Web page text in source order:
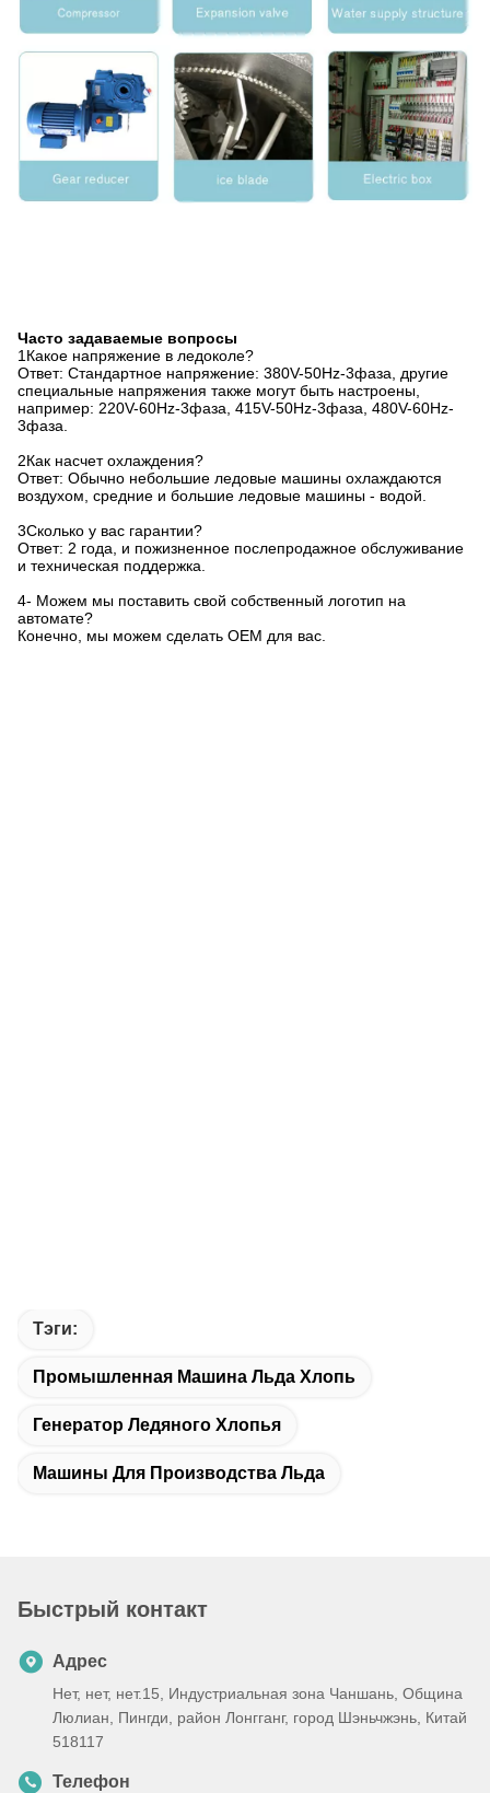
Часто задаваемые вопросы
1Какое напряжение в ледоколе?
Ответ: Стандартное напряжение: 380V-50Hz-3фаза, другие
специальные напряжения также могут быть настроены,
например: 220V-60Hz-3фаза, 415V-50Hz-3фаза, 480V-60Hz-
3фаза.
2Как насчет охлаждения?
Ответ: Обычно небольшие ледовые машины охлаждаются
воздухом, средние и большие ледовые машины - водой.
3Сколько у вас гарантии?
Ответ: 2 года, и пожизненное послепродажное обслуживание
и техническая поддержка.
4- Можем мы поставить свой собственный логотип на
автомате?
Конечно, мы можем сделать OEM для вас.
Тэги:
Промышленная Машина Льда Хлопь
Генератор Ледяного Хлопья
Машины Для Производства Льда
Быстрый контакт
Адрес
Нет, нет, нет.15, Индустриальная зона Чаншань, Община
Люлиан, Пингди, район Лонгганг, город Шэньчжэнь, Китай
518117
Телефон